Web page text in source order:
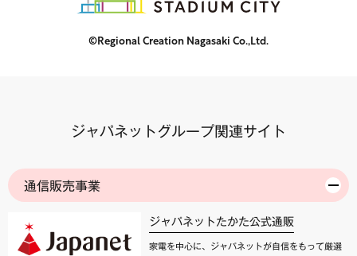
©Regional Creation Nagasaki Co.,Ltd.
ジャパネットグループ関連サイト
通信販売事業
ジャパネットたかた公式通販
家電を中心に、ジャパネットが自信をもって厳選